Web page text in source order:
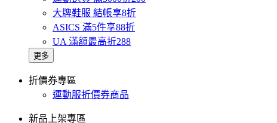
大牌鞋服 結帳享8折
ASICS 滿5件享88折
UA 滿額最高折288
更多
折價券專區
運動服折價券商品
新品上架專區